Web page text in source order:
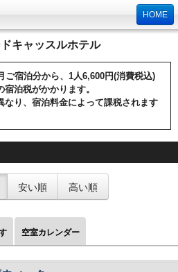
HOME
キャッスルホテル
ご宿泊分から、1人6,600円(消費税込)
泊税がかかります。
なり、宿泊料金によって課税されます
安い順 高い順
空室カレンダー